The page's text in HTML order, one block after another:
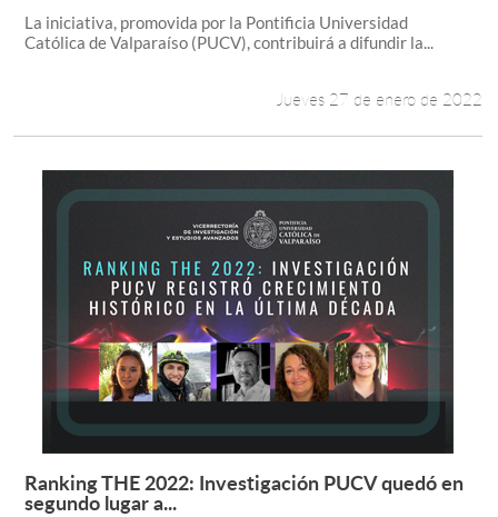
La iniciativa, promovida por la Pontificia Universidad
Católica de Valparaíso (PUCV), contribuirá a difundir la...
Jueves 27 de enero de 2022
Leer más +
Ranking THE 2022: Investigación PUCV quedó en
segundo lugar a...